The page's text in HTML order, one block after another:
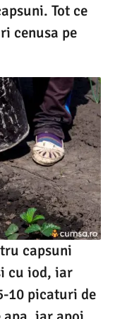
Tot ce
cenusa pe
capsuni
cu iod, iar
10 picaturi de